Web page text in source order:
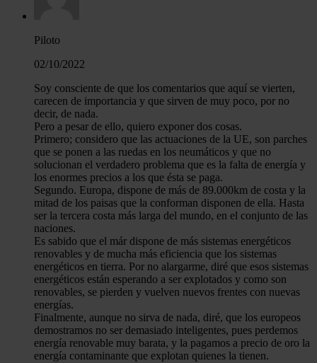
Piloto
02/10/2022
Soy consciente de que los comentarios que aquí se vierten,
carecen de importancia y que sirven de muy poco, por no
decir, de nada.
Pero a pesar de ello, quiero exponer dos cosas.
Primero; considero que las actuaciones de la UE, son parches
que se ponen a las ruedas en los neumáticos y que no
solucionan el verdadero problema que es la falta de energía y
los enormes precios a los que ésta se paga.
Segundo. Europa, dispone de más de 89.000km de costa y la
mitad de los paisas que la conforman disponen de ella. Hasta
ser la tercera costa más larga del mundo, en el conjunto de las
naciones.
Es sabido que el már dispone de más sistemas energéticos
renovables y de mucha más eficiencia que los sistemas
energéticos en tierra. Por no alargarme, diré que esos sistemas
energéticos están esperando a ser explotados y como son
renovables, se pierden y vuelven nuevos frentes con nuevas
energías.
Finalmente, aunque no sirva de nada, diré, que los europeos
demostramos no ser demasiado inteligentes, pues perdemos
energía renovable muy barata, y la pagamos a precio de oro la
energía contaminante que explotan quienes la tienen.